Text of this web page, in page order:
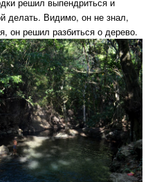
делать. Видимо, он не знал,
он решил разбиться о дерево.